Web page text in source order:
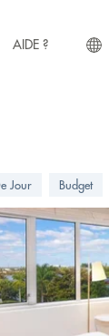
AIDE ?
Jour Budget